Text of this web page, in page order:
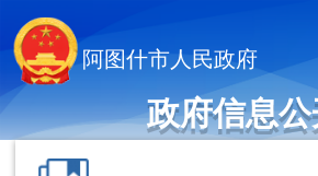
阿图什市人民政府
政府信息